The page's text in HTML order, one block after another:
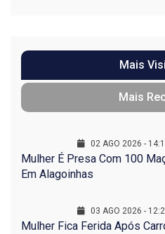
Mais
Mais
02 AGO 2026 -
Mulher É Presa Com 100
Em Alagoinhas
03 AGO 2026 -
Mulher Fica Ferida Após